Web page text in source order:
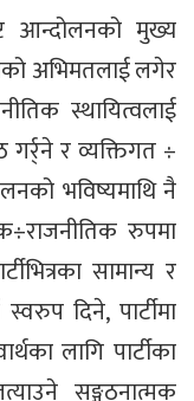
आन्दोलनको मुख्य
अभिमतलाई लगेर
स्थायित्वलाई
र व्यक्तिगत ÷
भविष्यमाथि नै
रुपमा
सामान्य र
दिने, पार्टीमा
लागि पार्टीका
सङ्गठनात्मक